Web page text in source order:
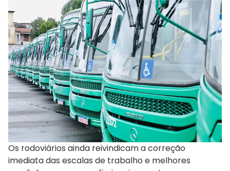
Os rodoviários ainda reivindicam a correção
imediata das escalas de trabalho e melhores